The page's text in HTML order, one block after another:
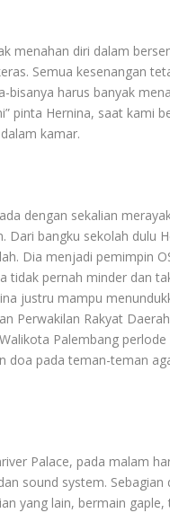
menahan diri dalam
Semua kesenangan
harus banyak
pinta Hernina, saat kami
kamar.
dengan sekalian
Dari bangku sekolah dulu
Dia menjadi pemimpin
tidak pernah minder dan
justru mampu
Perwakilan Rakyat
Palembang
doa pada teman-teman
Palace, pada malam
sound system.
yang lain, bermain